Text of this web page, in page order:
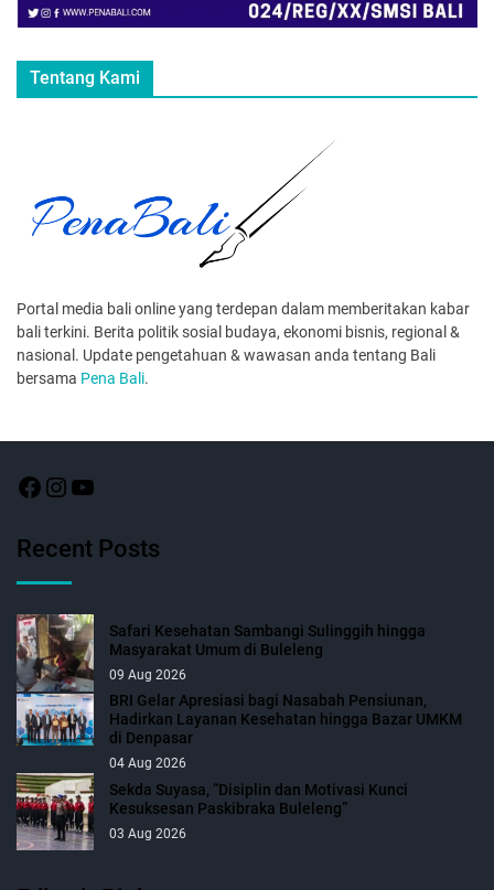
Tentang Kami
Portal media bali online yang terdepan dalam memberitakan kabar
bali terkini. Berita politik sosial budaya, ekonomi bisnis, regional &
nasional. Update pengetahuan & wawasan anda tentang Bali
bersama Pena Bali.
Recent Posts
Safari Kesehatan Sambangi Sulinggih hingga
Masyarakat Umum di Buleleng
09 Aug 2026
BRI Gelar Apresiasi bagi Nasabah Pensiunan,
Hadirkan Layanan Kesehatan hingga Bazar UMKM
di Denpasar
04 Aug 2026
Sekda Suyasa, “Disiplin dan Motivasi Kunci
Kesuksesan Paskibraka Buleleng”
03 Aug 2026